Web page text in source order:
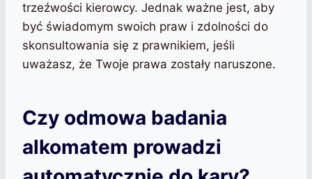
trzeźwości kierowcy. Jednak ważne jest, aby
być świadomym swoich praw i zdolności do
skonsultowania się z prawnikiem, jeśli
uważasz, że Twoje prawa zostały naruszone.
Czy odmowa badania
alkomatem prowadzi